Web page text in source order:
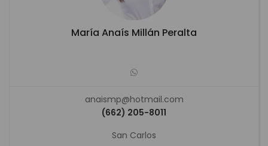
María Anaís Millán Peralta
anaismp@hotmail.com
(662) 205-8011
San Carlos